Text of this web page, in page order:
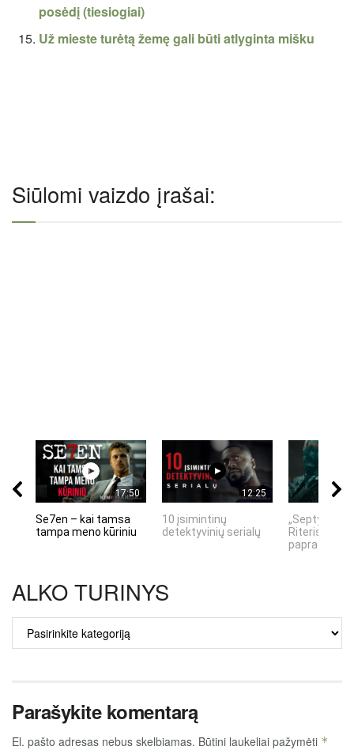
posėdį (tiesiogiai)
Už mieste turėtą žemę gali būti atlyginta mišku
Siūlomi vaizdo įrašai:
17:50
Se7en – kai tamsa
tampa meno kūriniu
12:25
10 įsimintinų
detektyvinių serialų
„Septynių
Riteris" – kai
ALKO TURINYS
TURINYS
Parašykite komentarą
El. pašto adresas nebus skelbiamas. Būtini laukeliai pažymėti *